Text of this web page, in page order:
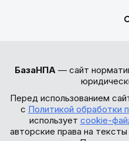
БазаНПА — сайт
Перед использованием
с Политикой обработки
использует cookie-
авторские права на